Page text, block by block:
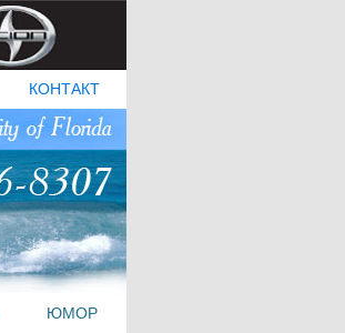
КОНТАКТ
ЮМОР